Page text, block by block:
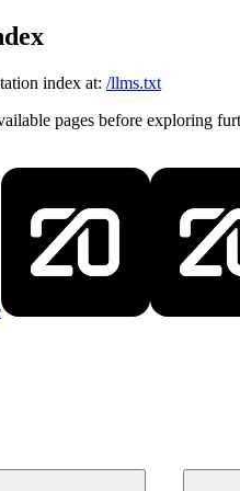
index at: /llms.txt
pages before exploring